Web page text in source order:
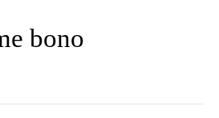
bono